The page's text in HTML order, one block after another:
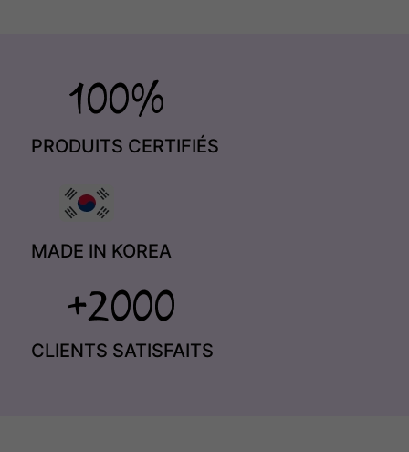
PRODUITS CERTIFIÉS
MADE IN KOREA
CLIENTS SATISFAITS